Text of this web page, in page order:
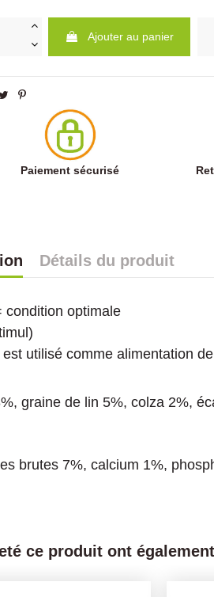
Ajouter au panier
Paiement sécurisé
Détails du produit
condition optimale
utilisé comme alimentation
graine de lin 5%, colza 2%,
brutes 7%, calcium 1%,
ce produit ont